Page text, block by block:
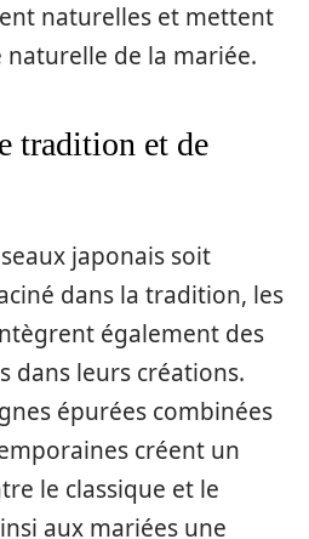
naturelles et mettent
de la mariée.
tradition et de
japonais soit
dans la tradition, les
également des
dans leurs créations.
épurées combinées
créent un
le classique et le
aux mariées une